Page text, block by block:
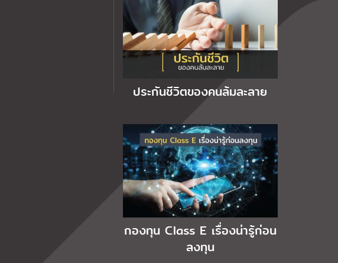
ประกันชีวิตของคนล้มละลาย
กองทุน Class E เรื่องน่ารู้ก่อน
ลงทุน